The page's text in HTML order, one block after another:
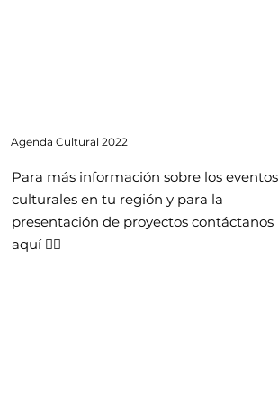
Agenda Cultural 2022
Para más información sobre los eventos
culturales en tu región y para la
presentación de proyectos contáctanos
aquí 👇🏻